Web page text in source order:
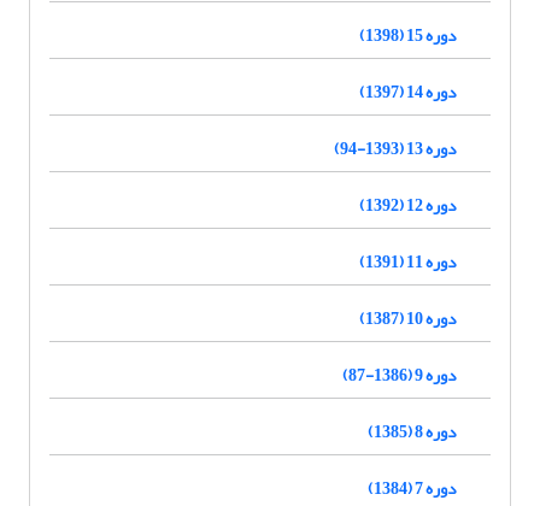
دوره 15 (1398)
دوره 14 (1397)
دوره 13 (1393-94)
دوره 12 (1392)
دوره 11 (1391)
دوره 10 (1387)
دوره 9 (1386-87)
دوره 8 (1385)
دوره 7 (1384)